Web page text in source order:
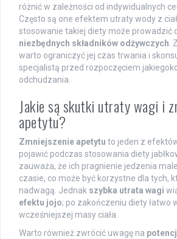
różnić w zależności od indywidualnych
Często są one efektem utraty wody z
stosowanie takiej diety może prowadzić
niezbędnych składników odżywczych .
warto ograniczyć jej czas trwania i
specjalistą przed rozpoczęciem
odchudzania.
Jakie są skutki utraty wagi i
apetytu?
Zmniejszenie apetytu to jeden z
pojawić podczas stosowania diety
zauważa, że ich pragnienie jedzenia
czasie, co może być korzystne dla tych,
nadwagą. Jednak szybka utrata wagi
efektu jojo; po zakończeniu diety łatwo
wcześniejszej masy ciała.
Warto również zwrócić uwagę na